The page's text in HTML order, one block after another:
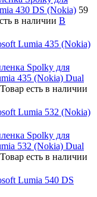
430 DS (Nokia) 59
в наличии В
Lumia 435 (Nokia)
Spolky для
435 (Nokia) Dual
Товар есть в наличии
Lumia 532 (Nokia)
Spolky для
532 (Nokia) Dual
Товар есть в наличии
Lumia 540 DS